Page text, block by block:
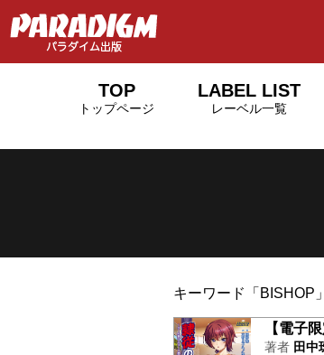
TOP
トップページ
LABEL LIST
レーベル一覧
キーワード「BISHOP
【電子
著者 田中